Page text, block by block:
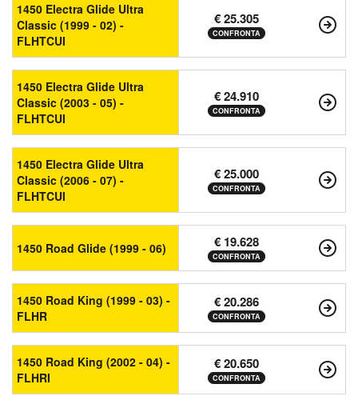
1450 Electra Glide Ultra
Classic (1999 - 02) -
FLHTCUI
€ 25.305
CONFRONTA
1450 Electra Glide Ultra
Classic (2003 - 05) -
FLHTCUI
€ 24.910
CONFRONTA
1450 Electra Glide Ultra
Classic (2006 - 07) -
FLHTCUI
€ 25.000
CONFRONTA
1450 Road Glide (1999 - 06) € 19.628
CONFRONTA
1450 Road King (1999 - 03) -
FLHR
€ 20.286
CONFRONTA
1450 Road King (2002 - 04) -
FLHRI
€ 20.650
CONFRONTA